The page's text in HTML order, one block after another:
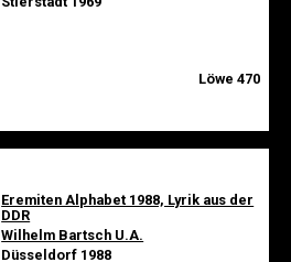
Löwe 470
Eremiten Alphabet 1988, Lyrik aus der
DDR
Wilhelm Bartsch U.A.
Düsseldorf 1988